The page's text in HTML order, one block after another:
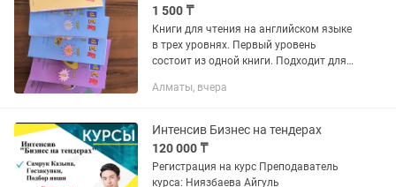
1 500 ₸
Книги для чтения на английском языке
в трех уровнях. Первый уровень
состоит из одной книги. Подходит для
обучения. 10 рассказов. Второй
Алматы, вчера
Интенсив Бизнес на тендерах
120 000 ₸
Регистрация на курс Преподаватель
курса: Ниязбаева Айгуль